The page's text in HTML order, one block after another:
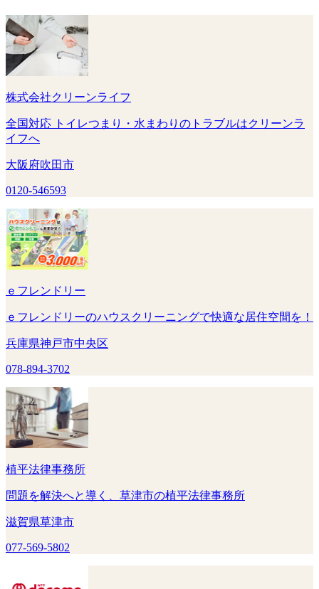
株式会社クリーンライフ
全国対応 トイレつまり・水まわりのトラブルはクリーンラ
イフへ
大阪府吹田市
0120-546593
ｅフレンドリー
ｅフレンドリーのハウスクリーニングで快適な居住空間を！
兵庫県神戸市中央区
078-894-3702
植平法律事務所
問題を解決へと導く、草津市の植平法律事務所
滋賀県草津市
077-569-5802